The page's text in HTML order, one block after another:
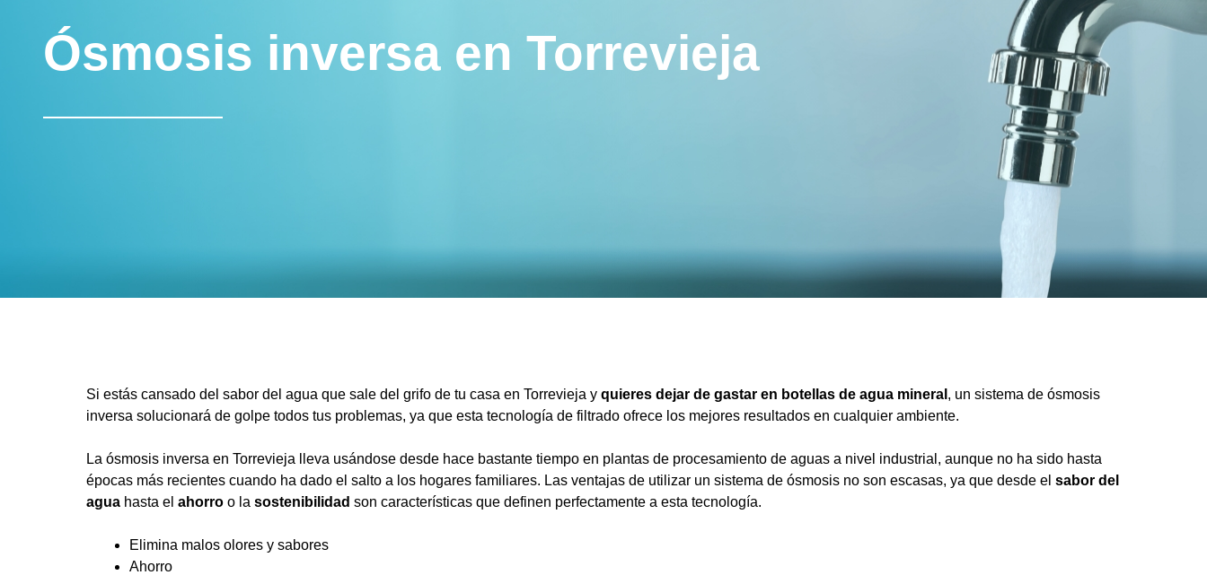
Ósmosis inversa en Torrevieja
Si estás cansado del sabor del agua que sale del grifo de tu casa en Torrevieja y quieres dejar de gastar en botellas de agua mineral , un sistema de ósmosis
inversa solucionará de golpe todos tus problemas, ya que esta tecnología de filtrado ofrece los mejores resultados en cualquier ambiente.
La ósmosis inversa en Torrevieja lleva usándose desde hace bastante tiempo en plantas de procesamiento de aguas a nivel industrial, aunque no ha sido hasta
épocas más recientes cuando ha dado el salto a los hogares familiares. Las ventajas de utilizar un sistema de ósmosis no son escasas, ya que desde el sabor del
agua hasta el ahorro o la sostenibilidad son características que definen perfectamente a esta tecnología.
Elimina malos olores y sabores
Ahorro